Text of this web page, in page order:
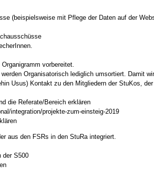
(beispielsweise mit Pflege der Daten auf der
vorbereitet.
Organisatorisch lediglich umsortiert. Damit
Usus) Kontakt zu den Mitgliedern der StuKos,
die Referate/Bereich erklären
integration/projekte-zum-einsteig-2019
aus den FSRs in den StuRa integriert.
der S500